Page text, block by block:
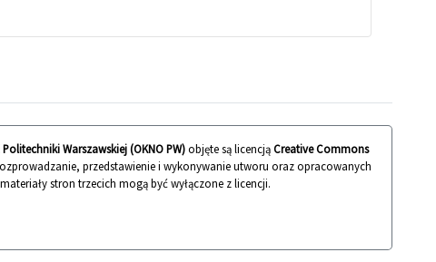
Warszawskiej (OKNO PW)objęte są licencjąCreative Commons
przedstawienie i wykonywanie utworu oraz opracowanych
stron trzecich mogą być wyłączone z licencji.